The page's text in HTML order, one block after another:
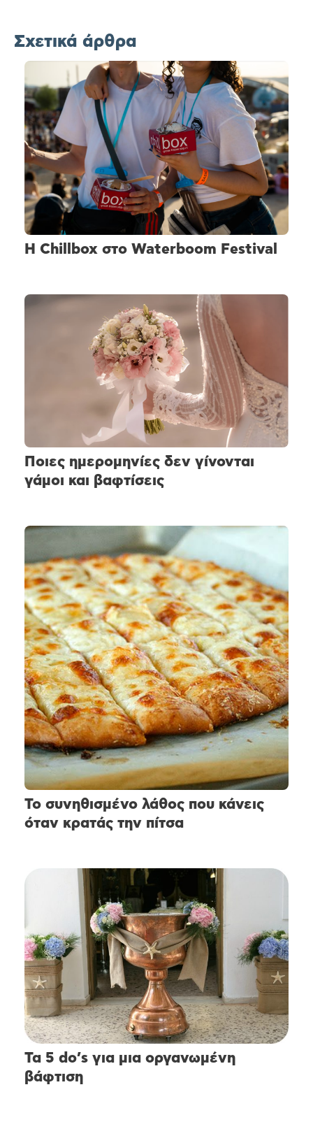
Σχετικά άρθρα
H Chillbox στο Waterboom Festival
Ποιες ημερομηνίες δεν γίνονται
γάμοι και βαφτίσεις
Το συνηθισμένο λάθος που κάνεις
όταν κρατάς την πίτσα
Τα 5 do’s για μια οργανωμένη
βάφτιση